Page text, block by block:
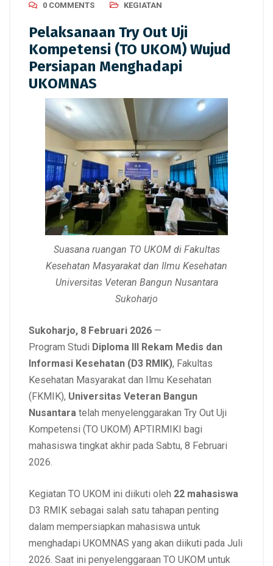
0 COMMENTS
KEGIATAN
Pelaksanaan Try Out Uji
Kompetensi (TO UKOM) Wujud
Persiapan Menghadapi
UKOMNAS
Suasana ruangan TO UKOM di Fakultas
Kesehatan Masyarakat dan Ilmu Kesehatan
Universitas Veteran Bangun Nusantara
Sukoharjo
Sukoharjo, 8 Februari 2026 —
Program Studi Diploma III Rekam Medis dan
Informasi Kesehatan (D3 RMIK), Fakultas
Kesehatan Masyarakat dan Ilmu Kesehatan
(FKMIK), Universitas Veteran Bangun
Nusantara telah menyelenggarakan Try Out Uji
Kompetensi (TO UKOM) APTIRMIKI bagi
mahasiswa tingkat akhir pada Sabtu, 8 Februari
2026.
Kegiatan TO UKOM ini diikuti oleh 22 mahasiswa
D3 RMIK sebagai salah satu tahapan penting
dalam mempersiapkan mahasiswa untuk
menghadapi UKOMNAS yang akan diikuti pada Juli
2026. Saat ini penyelenggaraan TO UKOM untuk